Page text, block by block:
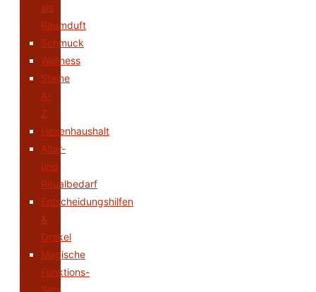
als
Raumduft
Schmuck
Wellness
Steine
A-
Z
Hexenhaushalt
Altar-
und
Ritualbedarf
Entscheidungshilfen
&
Orakel
Magische
Funktions-
Sets